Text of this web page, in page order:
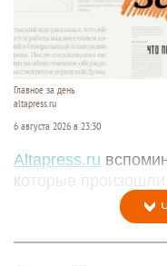
Главное за день
altapress.ru
6 августа 2026 в 23:30
Altapress.ru
которые произошли